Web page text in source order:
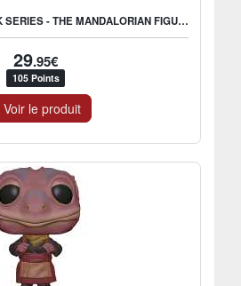
STAR WARS THE BLACK SERIES - THE MANDALORIAN FIGURINE D'ACTION D
29.95€
105 Points
Voir le produit